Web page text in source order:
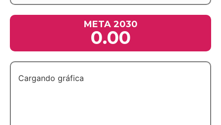
META 2030
0.00
Cargando gráfica